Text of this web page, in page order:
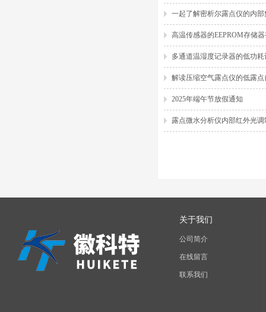
一起了解密析尔露点仪的内
高温传感器的EEPROM存储
多通道温湿度记录器的低功
解读压缩空气露点仪的低露
2025年端午节放假通知
露点微水分析仪内部红外光
关于我们
公司简介
在线留言
联系我们